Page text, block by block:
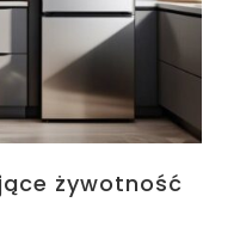
żywotność